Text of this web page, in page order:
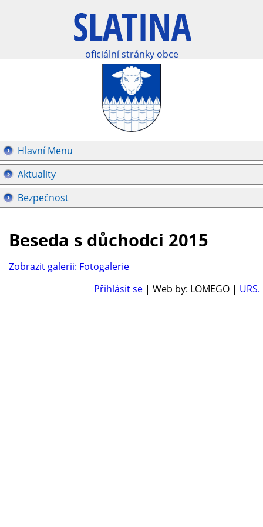
oficiální stránky obce
Hlavní Menu
Aktuality
Bezpečnost
Beseda s důchodci 2015
Zobrazit galerii: Fotogalerie
Přihlásit se | Web by: LOMEGO | URS.